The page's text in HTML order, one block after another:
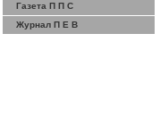
Газета П П С
Журнал П Е В